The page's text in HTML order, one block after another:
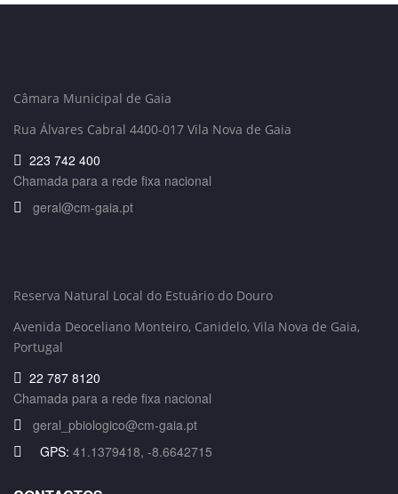
Câmara Municipal de Gaia
Rua Álvares Cabral 4400-017 Vila Nova de Gaia
223 742 400
Chamada para a rede fixa nacional
geral@cm-gaia.pt
Reserva Natural Local do Estuário do Douro
Avenida Deoceliano Monteiro, Canidelo, Vila Nova de Gaia,
Portugal
22 787 8120
Chamada para a rede fixa nacional
geral_pbiologico@cm-gaia.pt
GPS: 41.1379418, -8.6642715